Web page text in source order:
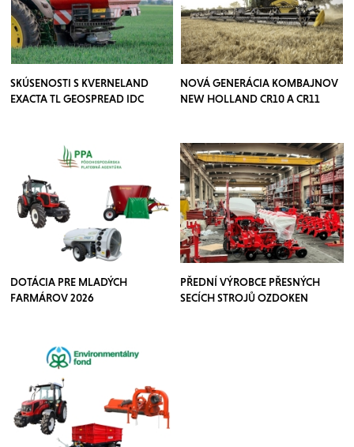
SKÚSENOSTI S KVERNELAND
EXACTA TL GEOSPREAD IDC
NOVÁ GENERÁCIA KOMBAJNOV
NEW HOLLAND CR10 A CR11
DOTÁCIA PRE MLADÝCH
FARMÁROV 2026
PŘEDNÍ VÝROBCE PŘESNÝCH
SECÍCH STROJŮ OZDOKEN